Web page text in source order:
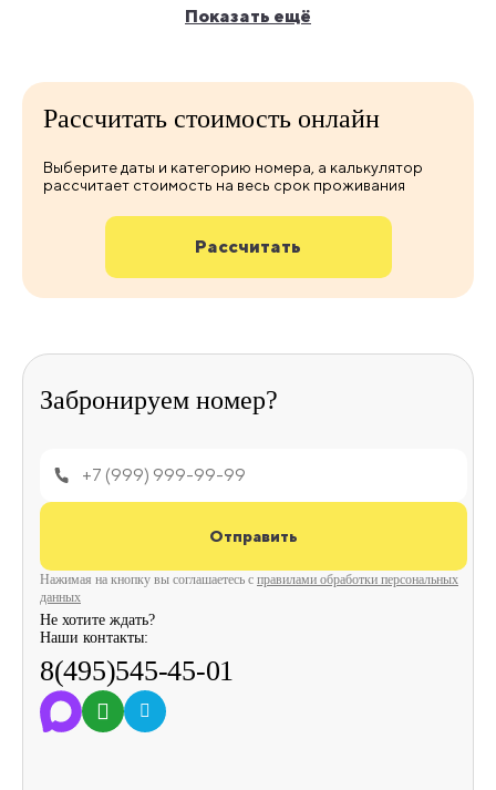
Показать ещё
Рассчитать стоимость онлайн
Выберите даты и категорию номера, а калькулятор
рассчитает стоимость на весь срок проживания
Рассчитать
Забронируем номер?
Отправить
Нажимая на кнопку вы соглашаетесь с правилами обработки персональных
данных
Не хотите ждать?
Наши контакты:
8(495)545-45-01